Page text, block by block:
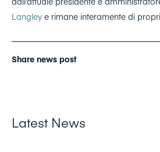
Langley e rimane interamente di
Share news post
Latest News